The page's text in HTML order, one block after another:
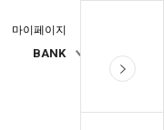
마이페이지
BANK